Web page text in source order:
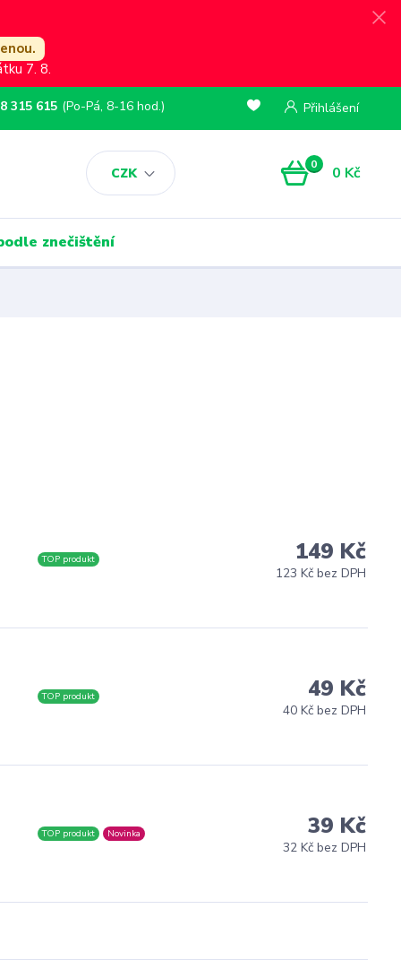
7. 8.
CZK
Přihlášení
315 615 (Po-Pá, 8-16 hod.)
0 0 Kč
znečištění
TOP produkt 149 Kč
123 Kč bez DPH
TOP produkt 49 Kč
40 Kč bez DPH
TOP produkt Novinka 39 Kč
32 Kč bez DPH